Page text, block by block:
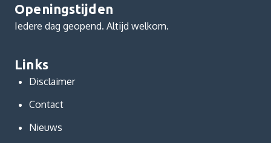
Openingstijden
Iedere dag geopend. Altijd welkom.
Links
Disclaimer
Contact
Nieuws